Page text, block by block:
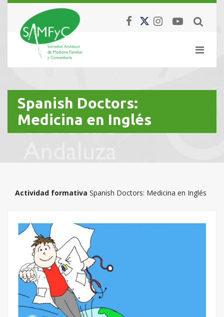
Spanish Doctors:
Medicina en Inglés
Actividad formativa Spanish Doctors: Medicina en Inglés